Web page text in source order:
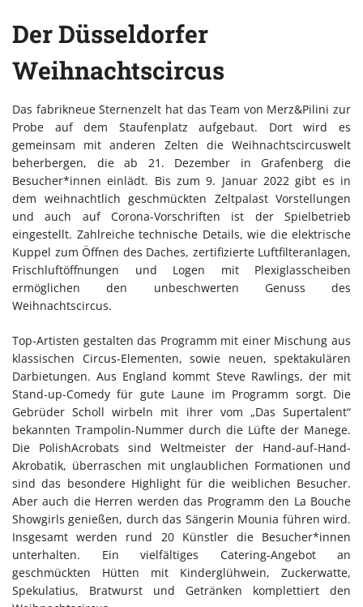
Der Düsseldorfer
Weihnachtscircus
Das fabrikneue Sternenzelt hat das Team von Merz&Pilini zur
Probe auf dem Staufenplatz aufgebaut. Dort wird es
gemeinsam mit anderen Zelten die Weihnachtscircuswelt
beherbergen, die ab 21. Dezember in Grafenberg die
Besucher*innen einlädt. Bis zum 9. Januar 2022 gibt es in
dem weihnachtlich geschmückten Zeltpalast Vorstellungen
und auch auf Corona-Vorschriften ist der Spielbetrieb
eingestellt. Zahlreiche technische Details, wie die elektrische
Kuppel zum Öffnen des Daches, zertifizierte Luftfilteranlagen,
Frischluftöffnungen und Logen mit Plexiglasscheiben
ermöglichen den unbeschwerten Genuss des
Weihnachtscircus.
Top-Artisten gestalten das Programm mit einer Mischung aus
klassischen Circus-Elementen, sowie neuen, spektakulären
Darbietungen. Aus England kommt Steve Rawlings, der mit
Stand-up-Comedy für gute Laune im Programm sorgt. Die
Gebrüder Scholl wirbeln mit ihrer vom „Das Supertalent“
bekannten Trampolin-Nummer durch die Lüfte der Manege.
Die PolishAcrobats sind Weltmeister der Hand-auf-Hand-
Akrobatik, überraschen mit unglaublichen Formationen und
sind das besondere Highlight für die weiblichen Besucher.
Aber auch die Herren werden das Programm den La Bouche
Showgirls genießen, durch das Sängerin Mounia führen wird.
Insgesamt werden rund 20 Künstler die Besucher*innen
unterhalten. Ein vielfältiges Catering-Angebot an
geschmückten Hütten mit Kinderglühwein, Zuckerwatte,
Spekulatius, Bratwurst und Getränken komplettiert den